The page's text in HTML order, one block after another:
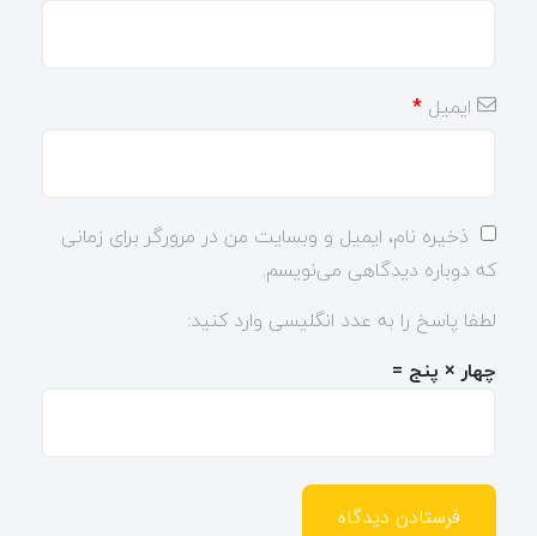
ایمیل *
ذخیره نام، ایمیل و وبسایت من در مرورگر برای زمانی
که دوباره دیدگاهی می‌نویسم.
لطفا پاسخ را به عدد انگلیسی وارد کنید:
چهار × پنج =